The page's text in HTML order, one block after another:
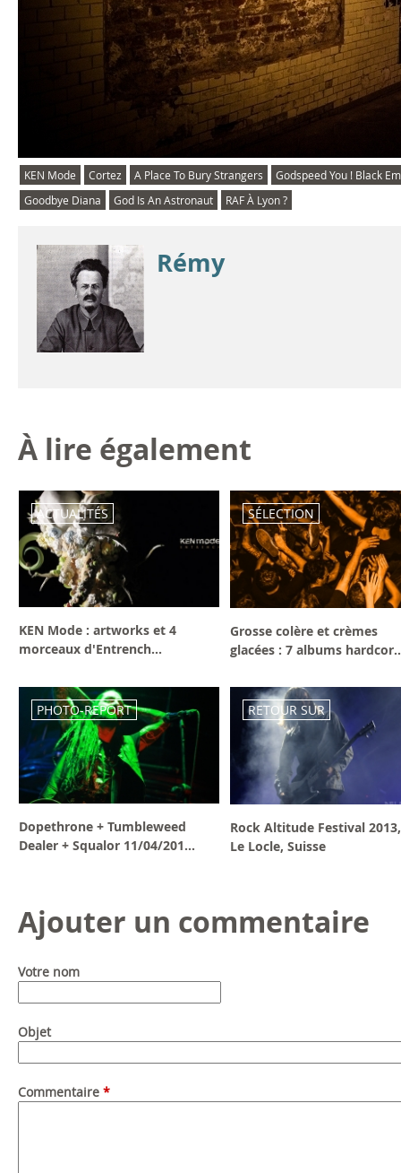
KEN Mode Cortez A Place To Bury Strangers
Godspeed You ! Black
Goodbye Diana
God Is An Astronaut RAF À Lyon ?
Rémy
À lire également
ACTUALITÉS
KEN Mode : artworks et 4
morceaux d'Entrench...
SÉLECTION
Grosse colère et crèmes
glacées : 7 albums
PHOTO-REPORT
Dopethrone + Tumbleweed
Dealer + Squalor 11/04/201...
RETOUR SUR
Rock Altitude Festival 2013,
Le Locle, Suisse
Ajouter un commentaire
Votre nom
Objet
Commentaire *